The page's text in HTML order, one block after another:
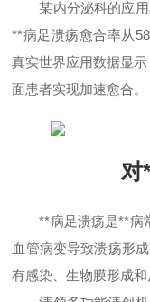
某内分泌科的应
**病足溃疡愈合率从
真实世界应用数据显
面患者实现加速愈合。
对
**病足溃疡是**病
血管病变导致溃疡形
有感染、生物膜形成和